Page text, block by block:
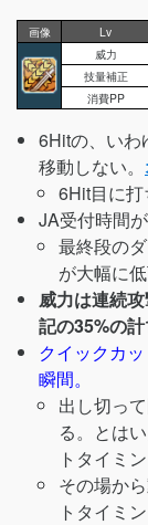
画像 Lv
威力
技量補正
消費PP
6Hitの、いわ
移動しない。
6Hit目に打
JA受付時間
最終段の
が大幅に低
威力は連続
記の35%の
クイックカ
瞬間。
出し切っ
る。とは
トタイミ
その場か
トタイミ